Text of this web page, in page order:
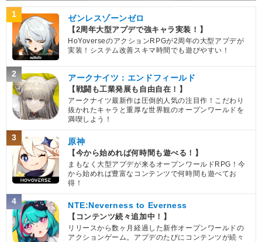
1 ゼンレスゾーンゼロ
【2周年大型アプデで強キャラ実装！】
HoYoverseのアクションRPGが2周年の大型アプデが
実装！システム改善スキマ時間でも遊びやすい！
2 アークナイツ：エンドフィールド
【戦闘も工業発展も自由自在！】
アークナイツ最新作は圧倒的人気の注目作！こだわり
抜かれたキャラと重厚な世界観のオープンワールドを
満喫しよう！
3 原神
【今から始めれば何時間も遊べる！】
まもなく大型アプデが来るオープンワールドRPG！今
から始めれば豊富なコンテンツで何時間も遊べてお
得！
4 NTE:Neverness to Everness
【コンテンツ続々追加中！】
リリースから数ヶ月経過した新作オープンワールドの
アクションゲーム。アプデのたびにコンテンツが続々